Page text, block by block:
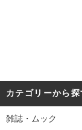
カテゴリーから探
雑誌・ムック